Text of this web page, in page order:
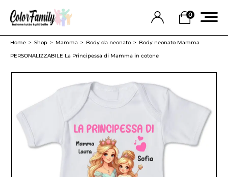
0
Home Shop Mamma Body da neonato
Body neonato Mamma
PERSONALIZZABILE La Principessa di Mamma in cotone